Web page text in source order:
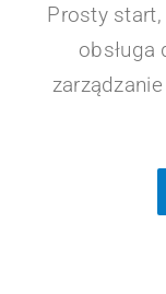
Prosty
obsługa